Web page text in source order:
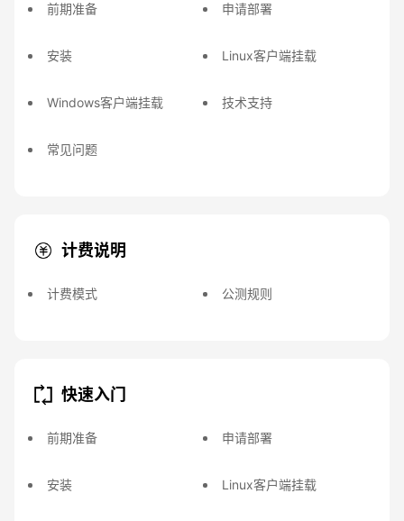
前期准备 申请部署
安装 Linux客户端挂载
Windows客户端挂载 技术支持
常见问题
计费说明
计费模式 公测规则
快速入门
前期准备 申请部署
安装 Linux客户端挂载